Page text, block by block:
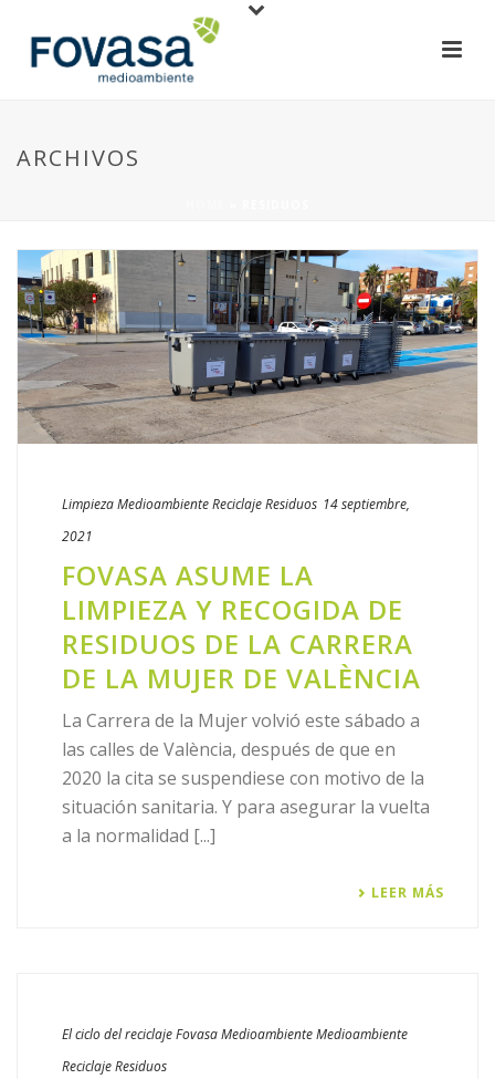
ARCHIVOS
LimpiezaMedioambienteReciclajeResiduos 14 septiembre,
2021
FOVASA ASUME LA
LIMPIEZA Y RECOGIDA DE
RESIDUOS DE LA CARRERA
DE LA MUJER DE VALÈNCIA
La Carrera de la Mujer volvió este sábado a
las calles de València, después de que en
2020 la cita se suspendiese con motivo de la
situación sanitaria. Y para asegurar la vuelta
a la normalidad [...]
LEER MÁS
El ciclo del reciclajeFovasa MedioambienteMedioambiente
ReciclajeResiduos